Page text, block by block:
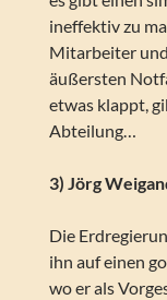
ineffektiv zu
Mitarbeiter
äußersten
etwas klappt,
Abteilung…
3) Jörg
Die
ihn auf einen
wo er als